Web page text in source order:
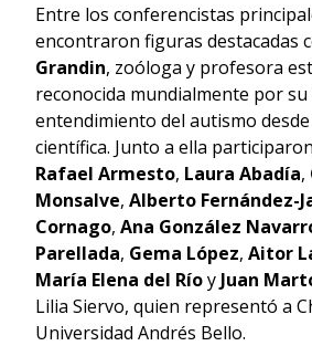
Entre los conferencistas
encontraron figuras destacadas
Grandin, zoóloga y profesora
reconocida mundialmente por
entendimiento del autismo
científica. Junto a ella participaron
Rafael Armesto, Laura Abadía,
Monsalve, Alberto Fernández-
Cornago, Ana González
Parellada, Gema López, Aitor
María Elena del Ríoy Juan
Lilia Siervo, quien representó a
Universidad Andrés Bello.